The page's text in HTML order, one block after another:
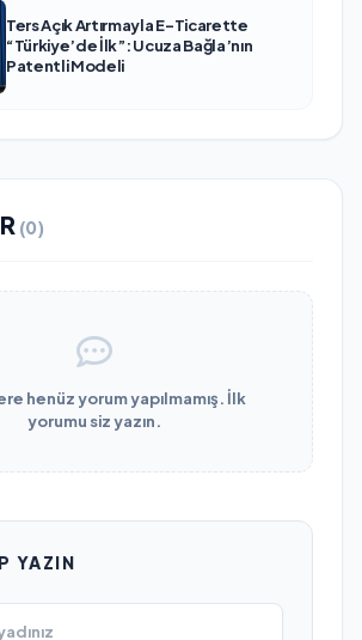
Ters Açık Artırmayla E-Ticarette
“Türkiye’de İlk”: Ucuza Bağla’nın
Patentli Modeli
(0)
henüz yorum yapılmamış. İlk
yorumu siz yazın.
YAZIN